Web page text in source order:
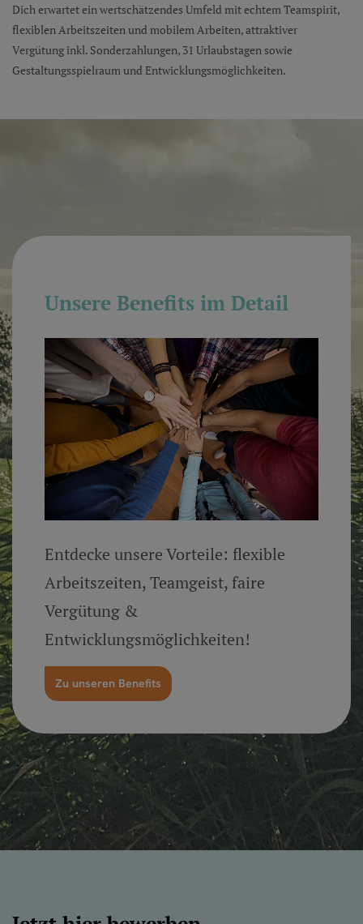
Dich erwartet ein wertschätzendes Umfeld mit echtem Teamspirit,
flexiblen Arbeitszeiten und mobilem Arbeiten, attraktiver
Vergütung inkl. Sonderzahlungen, 31 Urlaubstagen sowie
Gestaltungsspielraum und Entwicklungsmöglichkeiten.
Unsere Benefits im Detail
Entdecke unsere Vorteile: flexible
Arbeitszeiten, Teamgeist, faire
Vergütung &
Entwicklungsmöglichkeiten!
Zu unseren Benefits